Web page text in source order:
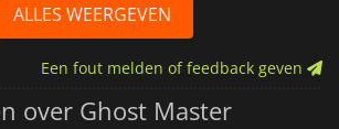
ALLES WEERGEVEN
Een fout melden of feedback geven
over Ghost Master